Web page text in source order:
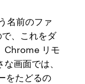
名前のファ
、これをダ
Chrome リモ
画面では、
をたどるの